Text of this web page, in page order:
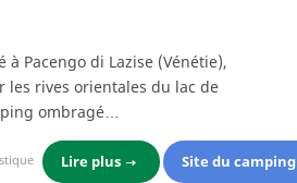
à Pacengo di Lazise (Vénétie),
les rives orientales du lac de
ombragé…
Lire plus Site du camping